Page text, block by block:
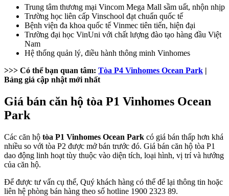
Trung tâm thương mại Vincom Mega Mall sầm uất, nhộn nhịp
Trường học liên cấp Vinschool đạt chuẩn quốc tế
Bệnh viện đa khoa quốc tế Vinmec tiên tiến, hiện đại
Trường đại học VinUni với chất lượng đào tạo hàng đầu Việt
Nam
Hệ thống quản lý, điều hành thông minh Vinhomes
>>> Có thể bạn quan tâm: Tòa P4 Vinhomes Ocean Park |
Bảng giá cập nhật mới nhất
Giá bán căn hộ tòa P1 Vinhomes Ocean
Park
Các căn hộ tòa P1 Vinhomes Ocean Park có giá bán thấp hơn khá
nhiều so với tòa P2 được mở bán trước đó. Giá bán căn hộ tòa P1
dao động linh hoạt tùy thuộc vào diện tích, loại hình, vị trí và hướng
của căn hộ.
Để được tư vấn cụ thể, Quý khách hàng có thể để lại thông tin hoặc
liên hệ phòng bán hàng theo số hotline 1900 2323 89.